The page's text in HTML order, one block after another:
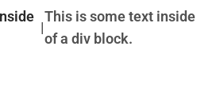
|
This is some text inside
of a div block.